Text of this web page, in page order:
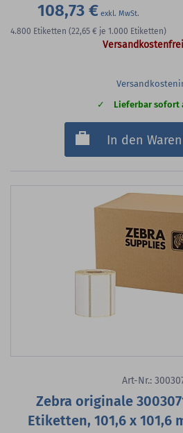
108,73 €
4.800 Etiketten (22,65 € je 1.000 Etiketten)
Lieferbar sofort
In den
Art-Nr.:
Zebra originale
Etiketten, 101,6 x 101,6